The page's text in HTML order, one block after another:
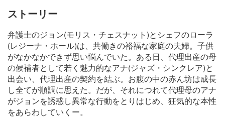
ストーリー
弁護士のジョン(モリス・チェスナット)とシェフのローラ
(レジーナ・ホール)は、共働きの裕福な家庭の夫婦。子供
がなかなかできず思い悩んでいた。ある日、代理出産の母
の候補者として若く魅力的なアナ(ジャズ・シンクレア)と
出会い、代理出産の契約を結ぶ。お腹の中の赤ん坊は成長
し全てが順調に思えた。だが、それにつれて代理母のアナ
がジョンを誘惑し異常な行動をとりはじめ、狂気的な本性
をあらわしていくー。